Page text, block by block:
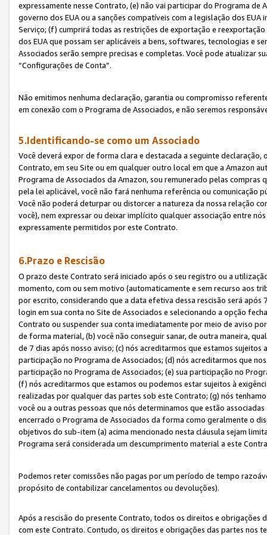
expressamente nesse Contrato, (e) não vai participar do Programa
governo dos EUA ou a sanções compatíveis com a legislação dos
Serviço; (f) cumprirá todas as restrições de exportação e
dos EUA que possam ser aplicáveis a bens, softwares, tecnologias e
Associados serão sempre precisas e completas. Você pode atualizar
“Configurações de Conta”.
Não emitimos nenhuma declaração, garantia ou compromisso
em conexão com o Programa de Associados, e não seremos
5.Identificando-se como um Associado
Você deverá expor de forma clara e destacada a seguinte
Contrato, em seu Site ou em qualquer outro local em que a Amazon
Programa de Associados da Amazon, sou remunerado pelas
pela lei aplicável, você não fará nenhuma referência ou comunicação
Você não poderá deturpar ou distorcer a natureza da nossa relação
você), nem expressar ou deixar implícito qualquer associação entre
expressamente permitidos por este Contrato.
6.Prazo e Rescisão
O prazo deste Contrato será iniciado após o seu registro ou a
momento, com ou sem motivo (automaticamente e sem recurso aos
por escrito, considerando que a data efetiva dessa rescisão será
login em sua conta no Site de Associados e selecionando a opção
Contrato ou suspender sua conta imediatamente por meio de aviso
de forma material, (b) você não conseguir sanar, de outra maneira,
de 7 dias após nosso aviso; (c) nós acreditarmos que estamos
participação no Programa de Associados; (d) nós acreditarmos que
participação no Programa de Associados; (e) sua participação no
(f) nós acreditarmos que estamos ou podemos estar sujeitos à
realizadas por qualquer das partes sob este Contrato; (g) nós
você ou a outras pessoas que nós determinamos que estão
encerrado o Programa de Associados da forma como geralmente o
objetivos do sub-item (a) acima mencionado nesta cláusula sejam
Programa será considerada um descumprimento material a este
Podemos reter comissões não pagas por um período de tempo
propósito de contabilizar cancelamentos ou devoluções).
Após a rescisão do presente Contrato, todos os direitos e obrigações
com este Contrato. Contudo, os direitos e obrigações das partes nos